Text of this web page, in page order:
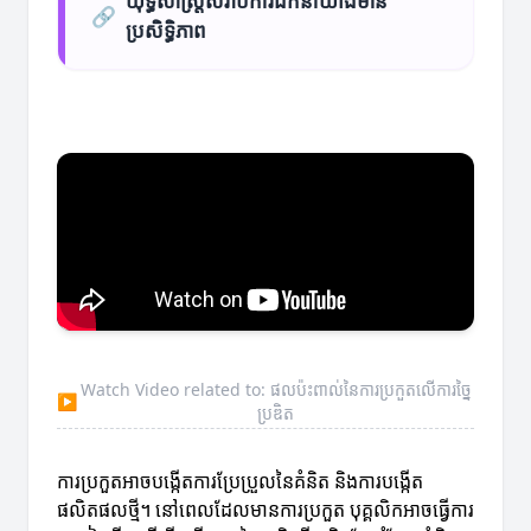
🔗
ប្រសិទ្ធិភាព
▶
Watch Video related to: ផលប៉ះពាល់នៃការប្រកួតលើការច្នៃ
ប្រឌិត
ការប្រកួតអាចបង្កើតការប្រែប្រួលនៃគំនិត និងការបង្កើត
ផលិតផលថ្មី។ នៅពេលដែលមានការប្រកួត បុគ្គលិកអាចធ្វើការ